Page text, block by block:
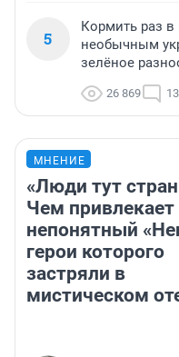
5
Кормить раз
необычным
зелёное
26 869 13
МНЕНИЕ
«Люди тут
Чем привлекает
непонятный
герои которого
застряли в
мистическом